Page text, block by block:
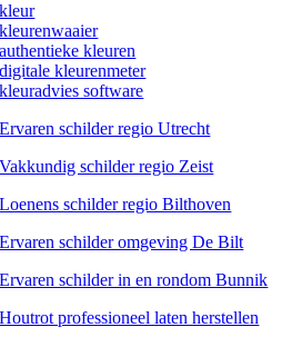
kleur
kleurenwaaier
authentieke kleuren
digitale kleurenmeter
kleuradvies software
Ervaren schilder regio Utrecht
Vakkundig schilder regio Zeist
Loenens schilder regio Bilthoven
Ervaren schilder omgeving De Bilt
Ervaren schilder in en rondom Bunnik
Houtrot professioneel laten herstellen